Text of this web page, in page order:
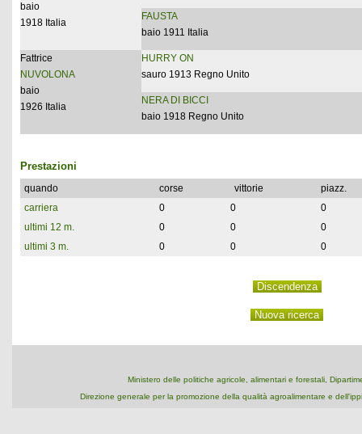
baio
1918 Italia
FAUSTA
baio 1911 Italia
Fattrice
NUVOLONA
baio
1926 Italia
HURRY ON
sauro 1913 Regno Unito
NERA DI BICCI
baio 1918 Regno Unito
Prestazioni
quando corse vittorie
piazz.
carriera
0 0
0
ultimi 12 m.
0 0
0
ultimi 3 m.
0 0 0
Ministero delle politiche agricole, alimentari e forestali,
Direzione generale per la promozione della qualità agroalimentare e